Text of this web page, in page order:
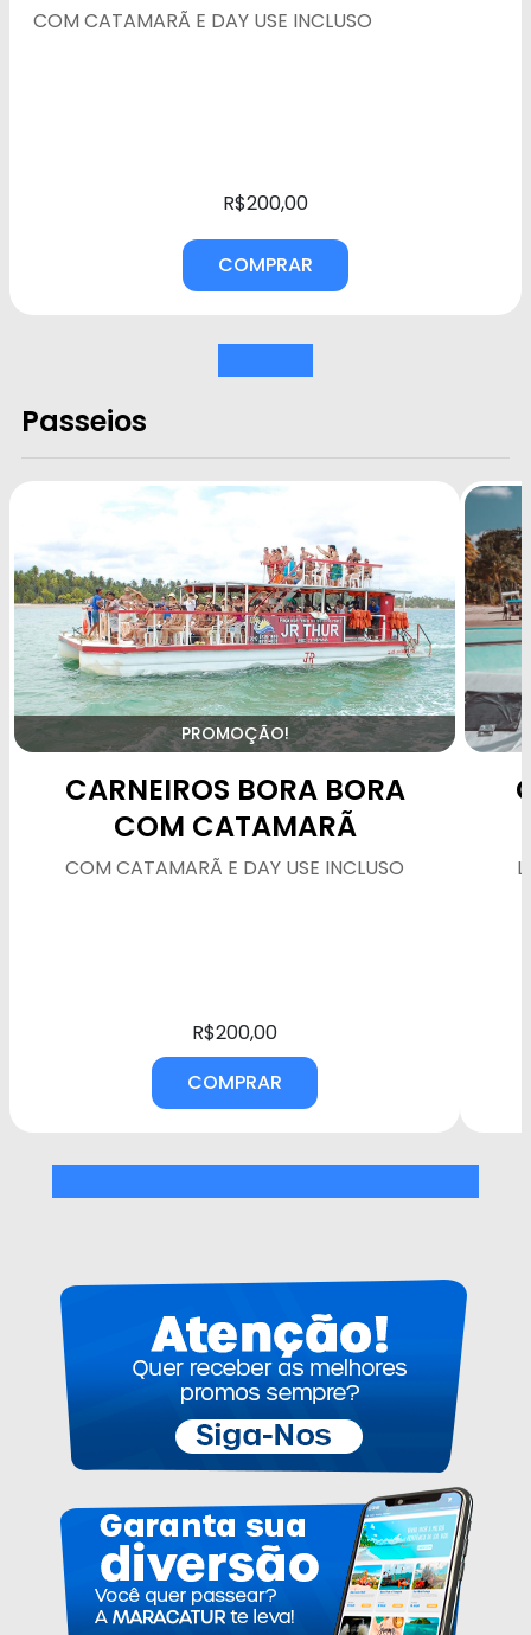
COM CATAMARÃ E DAY USE INCLUSO
R$200,00
COMPRAR
Passeios
PROMOÇÃO!
CARNEIROS BORA BORA
COM CATAMARÃ
COM CATAMARÃ E DAY USE INCLUSO
R$200,00
COMPRAR